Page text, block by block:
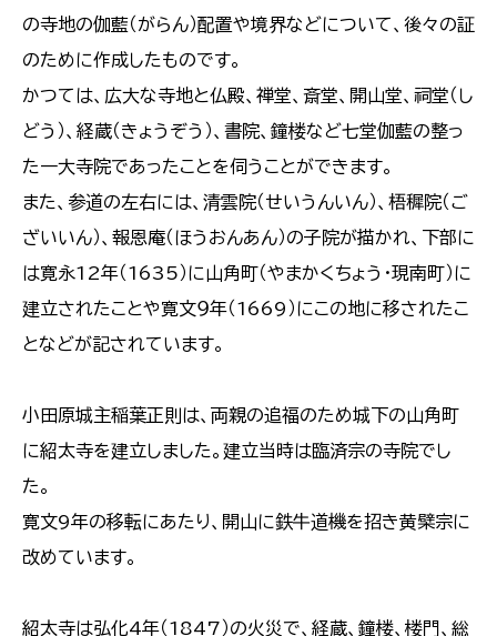
の寺地の伽藍（がらん）配置や境界などについて、後々の証
のために作成したものです。
かつては、広大な寺地と仏殿、禅堂、斎堂、開山堂、祠堂（し
どう）、経蔵（きょうぞう）、書院、鐘楼など七堂伽藍の整っ
た一大寺院であったことを伺うことができます。
また、参道の左右には、清雲院（せいうんいん）、梧穉院（ご
ざいいん）、報恩庵（ほうおんあん）の子院が描かれ、下部に
は寛永12年（1635）に山角町（やまかくちょう・現南町）に
建立されたことや寛文９年（1669）にこの地に移されたこ
となどが記されています。
小田原城主稲葉正則は、両親の追福のため城下の山角町
に紹太寺を建立しました。建立当時は臨済宗の寺院でし
た。
寛文9年の移転にあたり、開山に鉄牛道機を招き黄檗宗に
改めています。
紹太寺は弘化4年（1847）の火災で、経蔵、鐘楼、楼門、総